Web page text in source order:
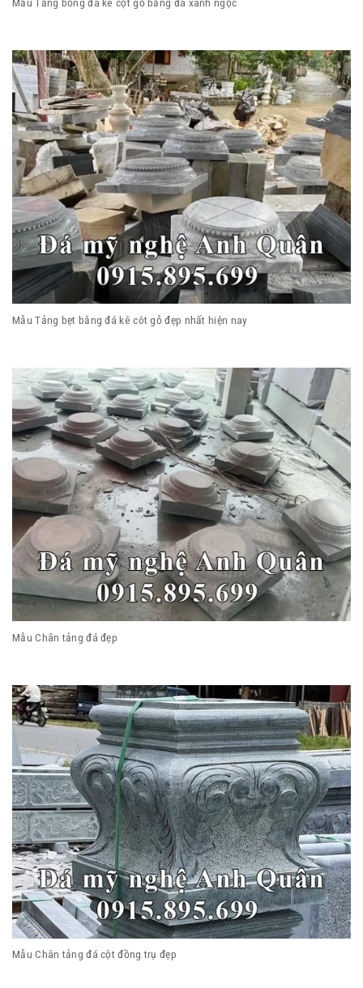
Mẫu Tảng bẹt bằng đá kê côt gỗ đẹp nhất hiện nay
Mẫu Chân tảng đá đẹp
Mẫu Chân tảng đá cột đồng trụ đẹp